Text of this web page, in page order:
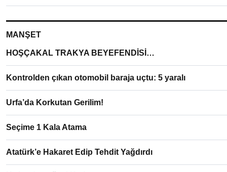
MANŞET
HOŞÇAKAL TRAKYA BEYEFENDİSİ…
Kontrolden çıkan otomobil baraja uçtu: 5 yaralı
Urfa’da Korkutan Gerilim!
Seçime 1 Kala Atama
Atatürk’e Hakaret Edip Tehdit Yağdırdı